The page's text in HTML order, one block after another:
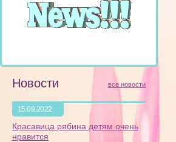
Новости все новости
15.09.2022
Красавица рябина детям очень
нравится